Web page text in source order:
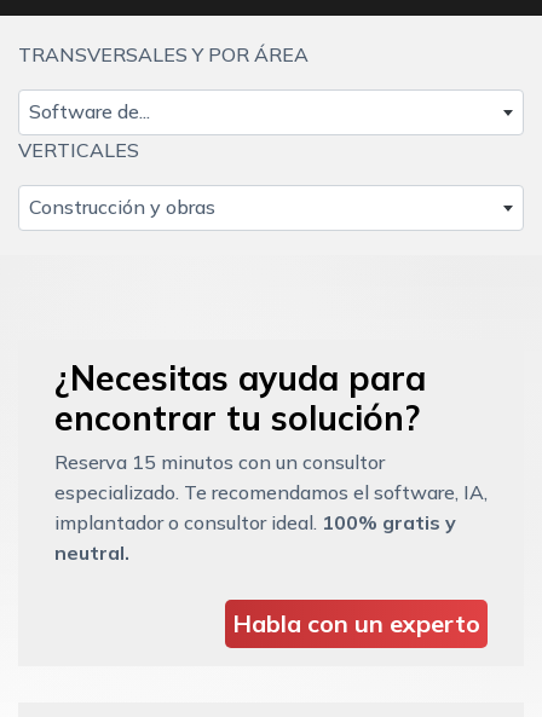
TRANSVERSALES Y POR ÁREA
Software de...
VERTICALES
Construcción y obras
¿Necesitas ayuda para
encontrar tu solución?
Reserva 15 minutos con un consultor
especializado. Te recomendamos el software, IA,
implantador o consultor ideal. 100% gratis y
neutral.
Habla con un experto